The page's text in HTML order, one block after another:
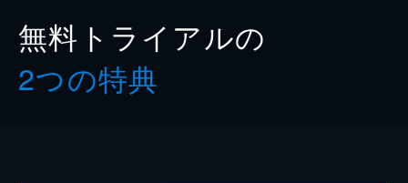
無料トライアルの
2つの特典